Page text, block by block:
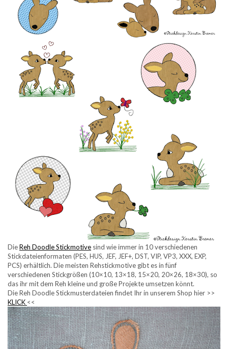
DieReh Doodle Stickmotive sind wie immer in 10 verschiedenen
Stickdateienformaten (PES, HUS, JEF, JEF+, DST, VIP, VP3, XXX, EXP,
PCS) erhältlich. Die meisten Rehstickmotive gibt es in fünf
verschiedenen Stickgrößen (10×10, 13×18, 15×20, 20×26, 18×30), so
das ihr mit dem Reh kleine und große Projekte umsetzen könnt.
Die Reh Doodle Stickmusterdateien findet Ihr in unserem Shop hier >>
KLICK <<